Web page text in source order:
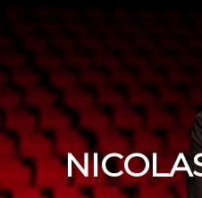
Nos spectacles
L'artiste
Actualité
Photos/Vidéo ▼
Boutique